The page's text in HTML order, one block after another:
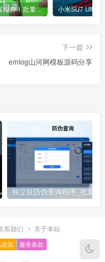
微信官宣瘦身！批量清理原图新功能来了 安卓、iOS均可使用
下一篇
emlog山河网模板源码分享
系我们 关于本站
政策 服务条款